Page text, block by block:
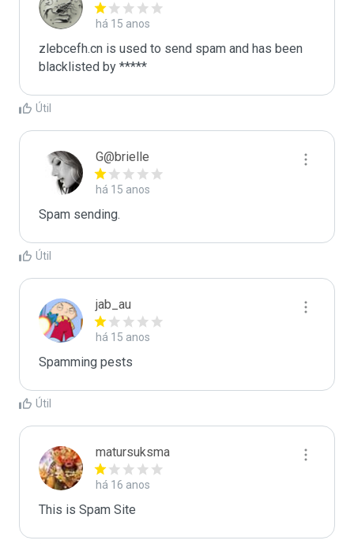
há 15 anos
zlebcefh.cn is used to send spam and has been
blacklisted by *****
Útil
G@brielle
há 15 anos
Spam sending.
Útil
jab_au
há 15 anos
Spamming pests
Útil
matursuksma
há 16 anos
This is Spam Site